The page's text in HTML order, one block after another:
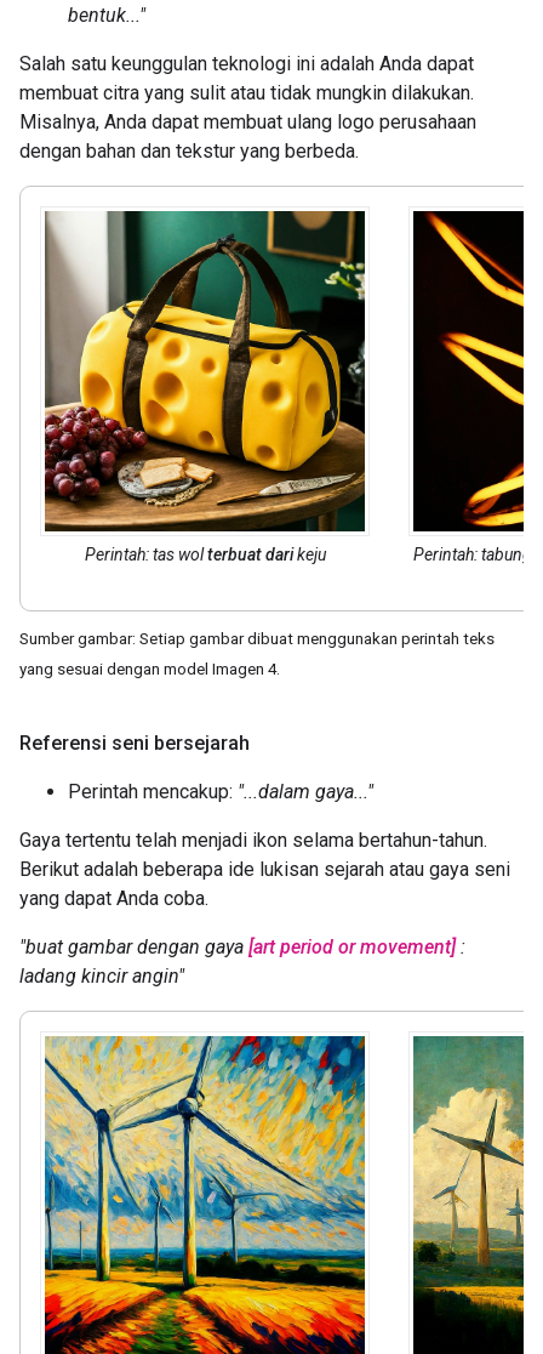
bentuk..."
Salah satu keunggulan teknologi ini adalah Anda dapat
membuat citra yang sulit atau tidak mungkin dilakukan.
Misalnya, Anda dapat membuat ulang logo perusahaan
dengan bahan dan tekstur yang berbeda.
Perintah: tas wolterbuat darikeju Perintah: tabung
Sumber gambar: Setiap gambar dibuat menggunakan perintah teks
yang sesuai dengan model Imagen 4.
Referensi seni bersejarah
Perintah mencakup: "...dalam gaya..."
Gaya tertentu telah menjadi ikon selama bertahun-tahun.
Berikut adalah beberapa ide lukisan sejarah atau gaya seni
yang dapat Anda coba.
"buat gambar dengan gaya [art period or movement]:
ladang kincir angin"